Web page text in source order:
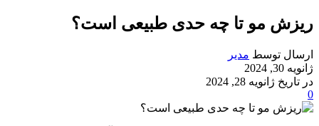
ریزش مو تا چه حدی طبیعی است؟
ارسال توسط مدیر
ژانویه 30, 2024
در تاریخ ژانویه 28, 2024
0